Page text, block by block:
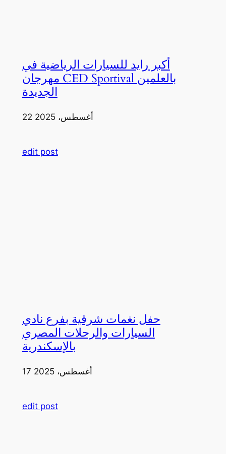
أكبر رايد للسيارات الرياضية في
مهرجان CED Sportival بالعلمين
الجديدة
22 أغسطس، 2025
edit post
حفل نغمات شرقية بفرع نادي
السيارات والرحلات المصري
بالإسكندرية
17 أغسطس، 2025
edit post